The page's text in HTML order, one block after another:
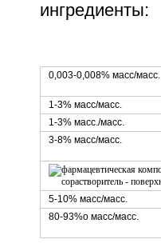
ингредиенты:
0,003-0,008% масс/масс.
1-3% масс/масс.
1-3% масс./масс.
3-8% масс/масс.
5-10% масс/масс.
80-93%о масс/масс.